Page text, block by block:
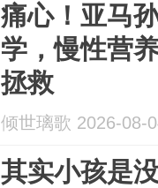
痛心！亚马
学，慢性营
拯救
倾世璃歌 2026-08-
其实小孩是